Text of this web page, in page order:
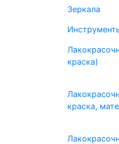
Зеркала
краска)
краска,